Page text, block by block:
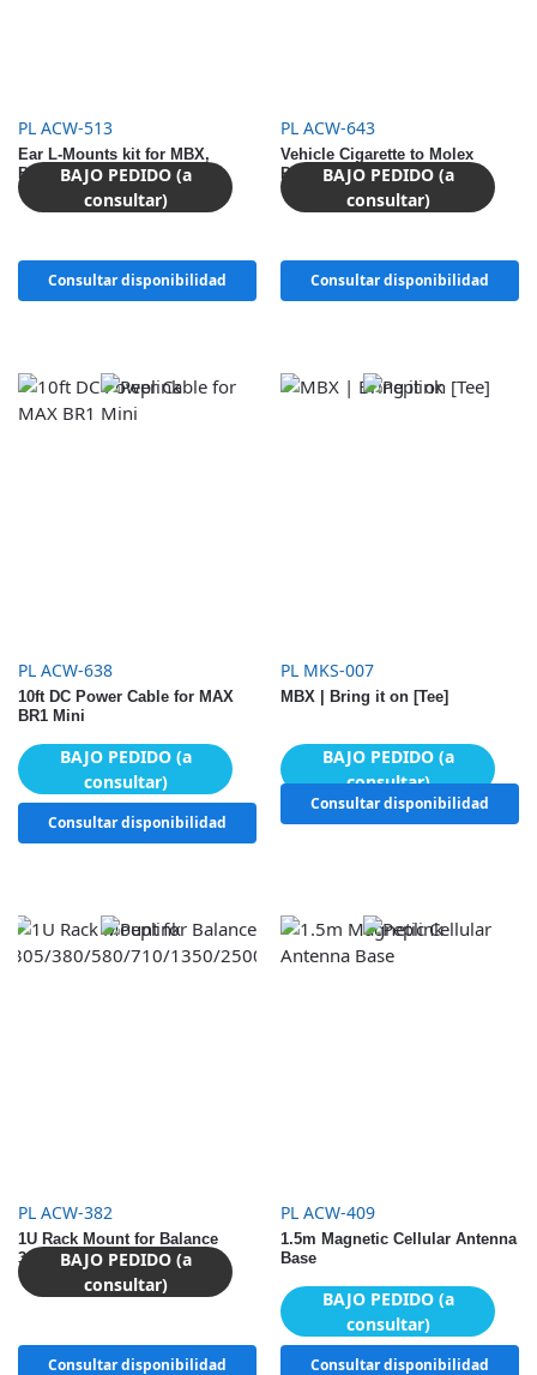
PL ACW-513
Ear L-Mounts kit for MBX,
B310x
Consultar disponibilidad
BAJO PEDIDO (a
consultar)
PL ACW-643
Vehicle Cigarette to Molex
Power Cable
Consultar disponibilidad
BAJO PEDIDO (a
consultar)
PL ACW-638
10ft DC Power Cable for MAX
BR1 Mini
Consultar disponibilidad
BAJO PEDIDO (a
consultar)
PL MKS-007
MBX | Bring it on [Tee]
Consultar disponibilidad
BAJO PEDIDO (a
consultar)
PL ACW-382
1U Rack Mount for Balance
305/380/580/710/1350/2500
Consultar disponibilidad
BAJO PEDIDO (a
consultar)
PL ACW-409
1.5m Magnetic Cellular Antenna
Base
Consultar disponibilidad
BAJO PEDIDO (a
consultar)